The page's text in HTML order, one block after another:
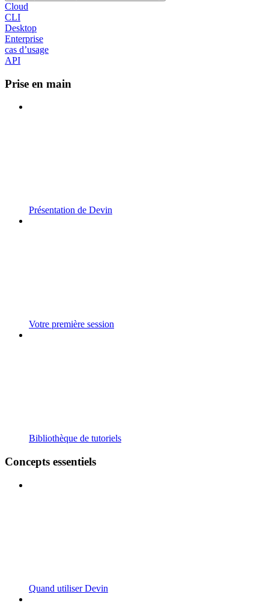
Cloud
CLI
Desktop
Enterprise
cas d’usage
API
Prise en main
Présentation de Devin
Votre première session
Bibliothèque de tutoriels
Concepts essentiels
Quand utiliser Devin